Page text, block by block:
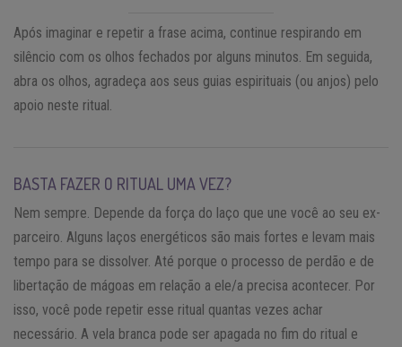
Após imaginar e repetir a frase acima, continue respirando em
silêncio com os olhos fechados por alguns minutos. Em seguida,
abra os olhos, agradeça aos seus guias espirituais (ou anjos) pelo
apoio neste ritual.
BASTA FAZER O RITUAL UMA VEZ?
Nem sempre. Depende da força do laço que une você ao seu ex-
parceiro. Alguns laços energéticos são mais fortes e levam mais
tempo para se dissolver. Até porque o processo de perdão e de
libertação de mágoas em relação a ele/a precisa acontecer. Por
isso, você pode repetir esse ritual quantas vezes achar
necessário. A vela branca pode ser apagada no fim do ritual e